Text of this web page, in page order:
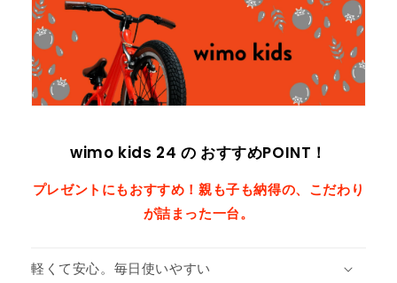
wimo kids 24 の おすすめPOINT！
プレゼントにもおすすめ！親も子も納得の、こだわり
が詰まった一台。
軽くて安心。毎日使いやすい